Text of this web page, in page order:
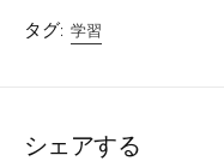
タグ: 学習
シェアする